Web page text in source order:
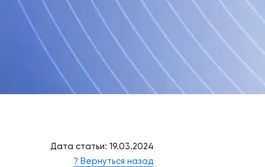
Дата статьи: 19.03.2024
? Вернуться назад